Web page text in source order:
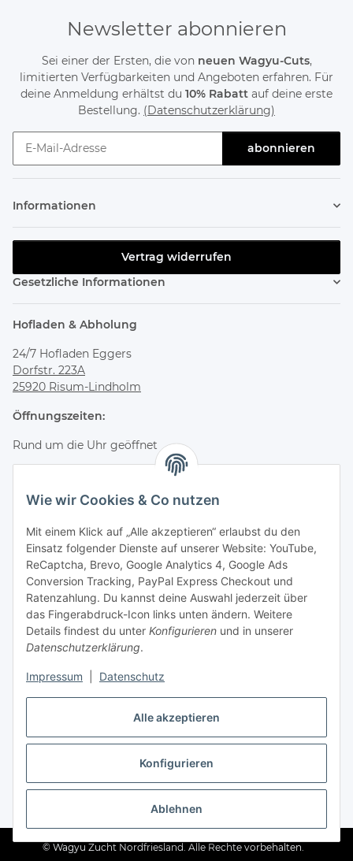
Alle akzeptieren
Konfigurieren
Ablehnen
Wie wir Cookies & Co nutzen
Mit einem Klick auf „Alle akzeptieren“ erlaubst du den
Einsatz folgender Dienste auf unserer Website: YouTube,
ReCaptcha, Brevo, Google Analytics 4, Google Ads
Conversion Tracking, PayPal Express Checkout und
Ratenzahlung. Du kannst deine Auswahl jederzeit über
das Fingerabdruck-Icon links unten ändern. Weitere
Details findest du unter Konfigurieren und in unserer
Datenschutzerklärung.
Impressum Datenschutz
Newsletter abonnieren
Sei einer der Ersten, die von neuen Wagyu-Cuts,
limitierten Verfügbarkeiten und Angeboten erfahren. Für
deine Anmeldung erhältst du 10% Rabatt auf deine erste
Bestellung. (Datenschutzerklärung)
abonnieren
Informationen
Vertrag widerrufen
Gesetzliche Informationen
Hofladen & Abholung
24/7 Hofladen Eggers
Dorfstr. 223A
25920 Risum-Lindholm
Öffnungszeiten:
Rund um die Uhr geöffnet
Bestelle online und hole deine Bestellung jederzeit flexibel
im Hofladen ab.
Telefon
+49 (0) 4661 2875
E-Mail
info@wagyuzucht-nordfriesland.de
Folge uns
Instagram
Facebook
Ratepay
* Alle Preise inkl. gesetzlicher USt., zzgl.Versand
© Wagyu Zucht Nordfriesland. Alle Rechte vorbehalten.